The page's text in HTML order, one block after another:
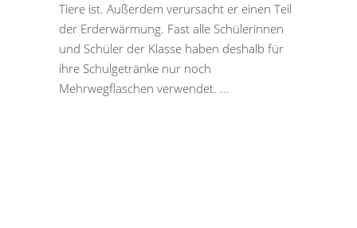
Tiere ist. Außerdem verursacht er einen Teil
der Erderwärmung. Fast alle Schülerinnen
und Schüler der Klasse haben deshalb für
ihre Schulgetränke nur noch
Mehrwegflaschen verwendet.